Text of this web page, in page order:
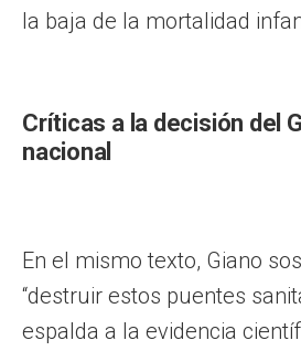
la baja de la mortalidad
Críticas a la decisión del
nacional
En el mismo texto, Giano
“destruir estos puentes
espalda a la evidencia